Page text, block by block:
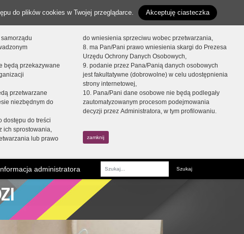
do plików cookies w Twojej przeglądarce. Akceptuję ciasteczka
będą przekazywane
przetwarzane
niezbędnym do
dostępu do treści
ich sprostowania,
lub prawo
do wniesienia sprzeciwu wobec przetwarzania,
8. ma Pan/Pani prawo wniesienia skargi do Prezesa
Urzędu Ochrony Danych Osobowych,
9. podanie przez Pana/Panią danych osobowych
jest fakultatywne (dobrowolne) w celu udostępnienia
strony internetowej,
10. Pana/Pani dane osobowe nie będą podlegały
zautomatyzowanym procesom podejmowania
decyzji przez Administratora, w tym profilowaniu.
zamknij
administratora
Fraza